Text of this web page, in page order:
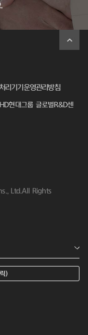
리기기운영관리방침
현대그룹 글로벌R&D센
Ltd.All Rights
)